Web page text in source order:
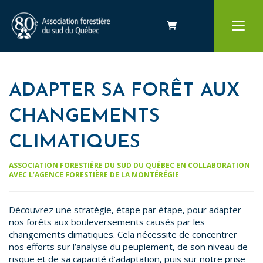
Panier
ADAPTER SA FORÊT AUX
CHANGEMENTS
CLIMATIQUES
ASSOCIATION FORESTIÈRE DU SUD DU QUÉBEC EN COLLABORATION
AVEC L’AGENCE FORESTIÈRE DE LA MONTÉRÉGIE
Découvrez une stratégie, étape par étape, pour adapter
nos forêts aux bouleversements causés par les
changements climatiques. Cela nécessite de concentrer
nos efforts sur l’analyse du peuplement, de son niveau de
risque et de sa capacité d’adaptation, puis sur notre prise